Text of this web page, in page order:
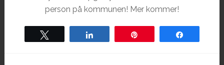
person på kommunen! Mer kommer!